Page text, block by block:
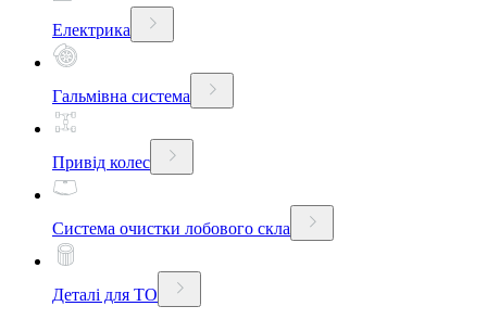
Електрика
Гальмівна система
Привід колес
Система очистки лобового скла
Деталі для ТО